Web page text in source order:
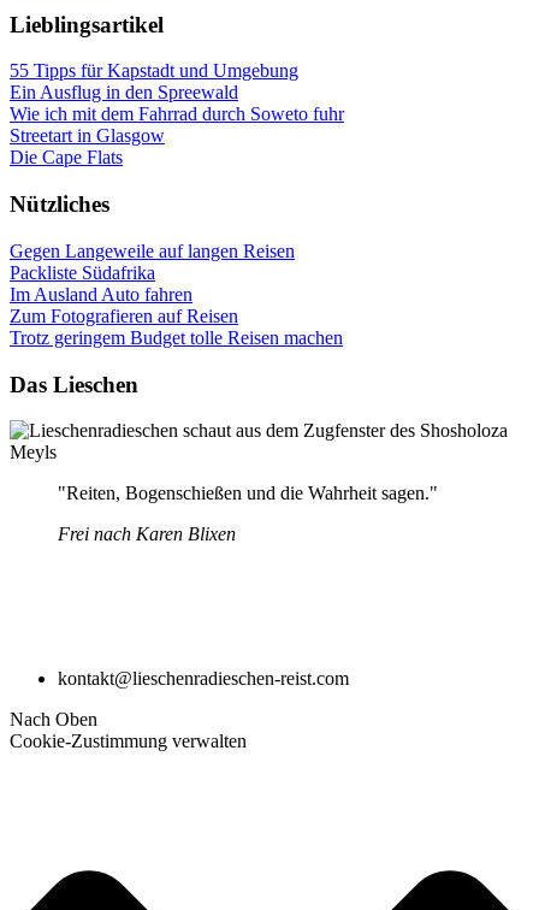
Lieblingsartikel
55 Tipps für Kapstadt und Umgebung
Ein Ausflug in den Spreewald
Wie ich mit dem Fahrrad durch Soweto fuhr
Streetart in Glasgow
Die Cape Flats
Nützliches
Gegen Langeweile auf langen Reisen
Packliste Südafrika
Im Ausland Auto fahren
Zum Fotografieren auf Reisen
Trotz geringem Budget tolle Reisen machen
Das Lieschen
"Reiten, Bogenschießen und die Wahrheit sagen."
Frei nach Karen Blixen
kontakt@lieschenradieschen-reist.com
Nach Oben
Cookie-Zustimmung verwalten